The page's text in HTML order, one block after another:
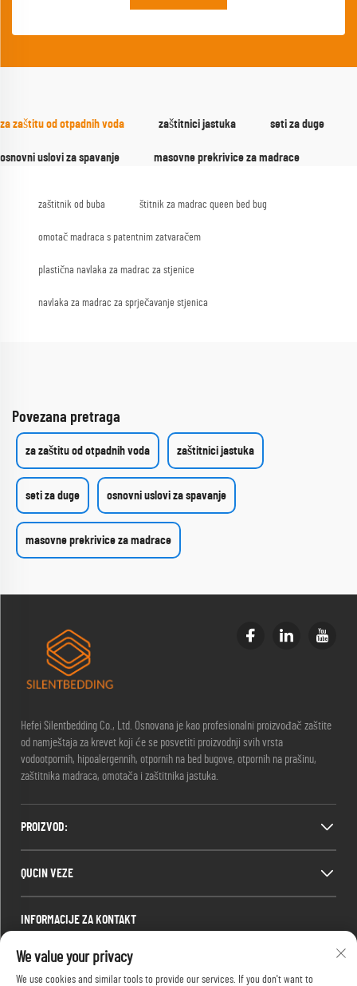
za zaštitu od otpadnih voda zaštitnici jastuka seti za duge
osnovni uslovi za spavanje masovne prekrivice za madrace
zaštitnik od buba štitnik za madrac queen bed bug
omotač madraca s patentnim zatvaračem
plastična navlaka za madrac za stjenice
navlaka za madrac za sprječavanje stjenica
Povezana pretraga
za zaštitu od otpadnih voda zaštitnici jastuka
seti za duge osnovni uslovi za spavanje
masovne prekrivice za madrace
Hefei Silentbedding Co., Ltd. Osnovana je kao profesionalni proizvođač zaštite
od namještaja za krevet koji će se posvetiti proizvodnji svih vrsta
vodootpornih, hipoalergennih, otpornih na bed bugove, otpornih na prašinu,
zaštitnika madraca, omotača i zaštitnika jastuka.
PROIZVOD:
QUCIN VEZE
INFORMACIJE ZA KONTAKT
Office add : Soba 1910, blok C, centar grada Huijing, Wangjiang West Road,
Gaoxin District, Hefei, Anhui, Kina
We value your privacy
We use cookies and similar tools to provide our services. If you don't want to